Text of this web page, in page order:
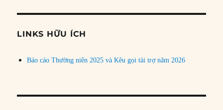
đề
LINKS HỮU ÍCH
Báo cáo Thường niên 2025 và Kêu gọi tài trợ năm 2026